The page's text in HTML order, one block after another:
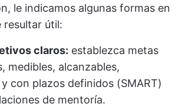
le indicamos algunas formas en
resultar útil:
claros: establezca metas
medibles, alcanzables,
con plazos definidos (SMART)
de mentoría.